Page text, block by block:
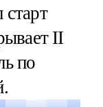
II
по